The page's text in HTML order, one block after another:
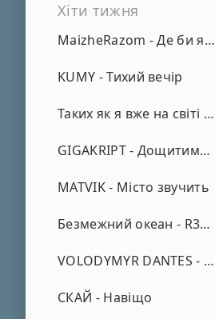
Хіти тижня
MaizheRazom - Де би я не був
KUMY - Тихий вечір
Таких як я вже на світі нема - А. Малярник
GIGAKRIPT - Дощитиме зима
MATVIK - Місто звучить
Безмежний океан - R3phase
VOLODYMYR DANTES - Просто кохаю (REMIX)
СКАЙ - Навіщо